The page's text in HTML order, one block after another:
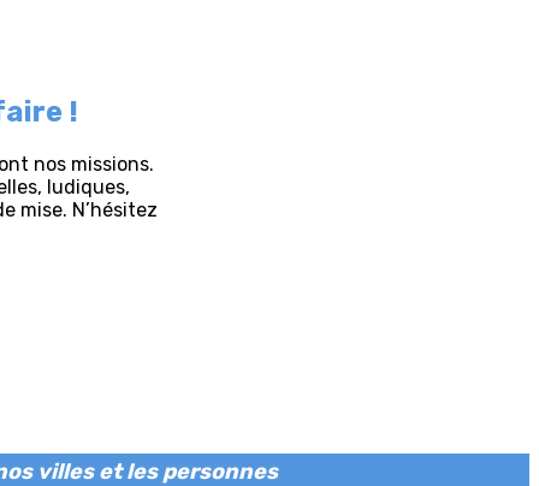
!
nos missions.
ludiques,
mise. N’hésitez
villes et les personnes